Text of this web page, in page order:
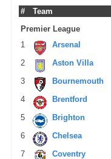
# Team
Premier League
1
Arsenal
2
Aston Villa
3
Bournemouth
4
Brentford
5
Brighton
6
Chelsea
7
Coventry